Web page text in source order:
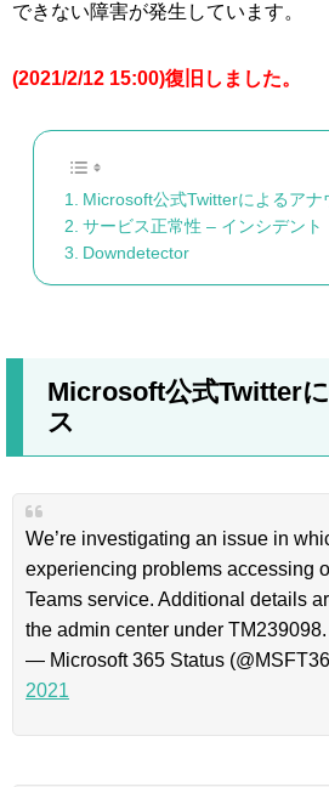
できない障害が発生しています。
(2021/2/12 15:00)復旧しました。
Microsoft公式Twitterによるアナ
サービス正常性 – インシデント
Downdetector
Microsoft公式Twitter
ス
We’re investigating an issue in
experiencing problems accessing
Teams service. Additional details
the admin center under TM239098.
— Microsoft 365 Status
2021